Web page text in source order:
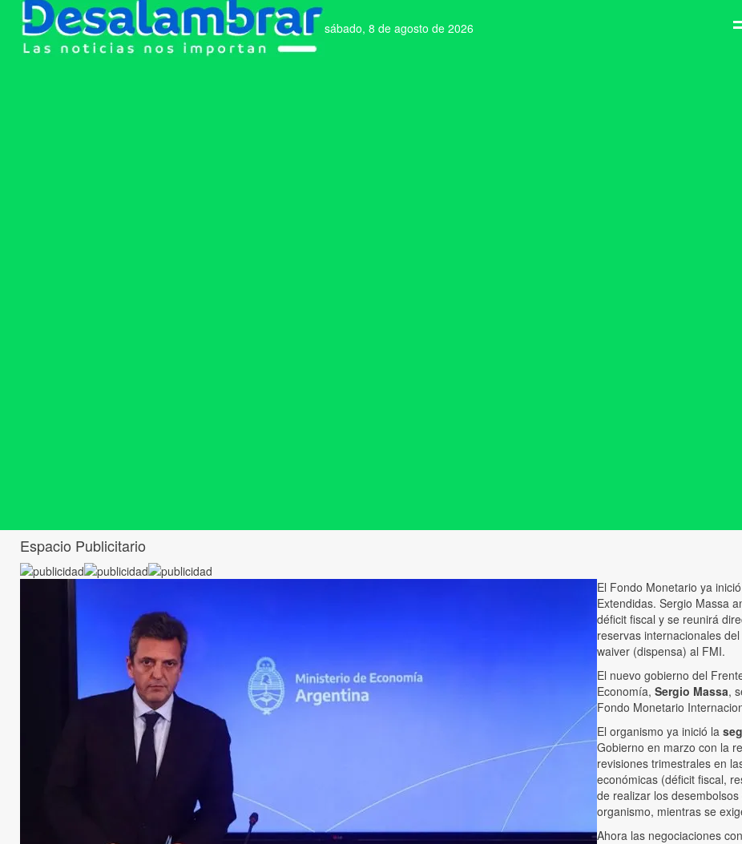
sábado, 8 de agosto de 2026
Espacio Publicitario
El Fondo Monetario ya
Extendidas. Sergio Massa
déficit fiscal y se reunirá
reservas internacionales
waiver (dispensa) al FMI.
El nuevo gobierno del
Economía, Sergio Massa,
Fondo Monetario
El organismo ya inició la
Gobierno en marzo con la
revisiones trimestrales en
económicas (déficit fiscal,
de realizar los
organismo, mientras se
Ahora las negociaciones